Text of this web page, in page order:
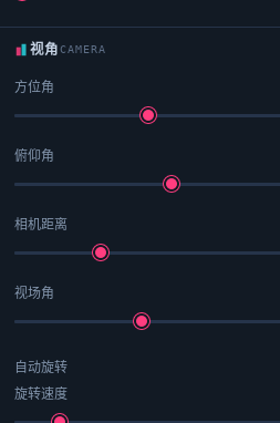
视角CAMERA
方位角
俯仰角
相机距离
视场角
自动旋转
旋转速度